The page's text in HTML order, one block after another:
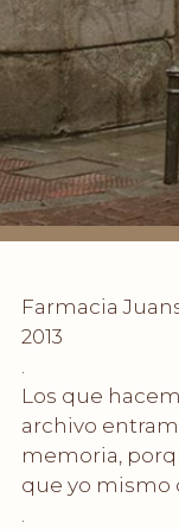
Farmacia
2013
.
Los que
archivo
memoria,
que yo mismo
.